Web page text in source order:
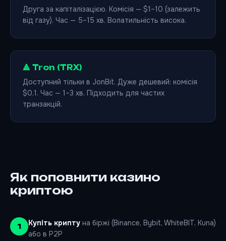
Друга за капіталізацією. Комісія — $1–10 (залежить
від газу). Час — 5–15 хв. Волатильність висока.
🔺 Tron (TRX)
Доступний тільки в JonBit. Дуже дешевий: комісія
$0.1. Час — 1–3 хв. Підходить для частих
транзакцій.
Як поповнити казино
криптою
Купіть крипту на біржі (Binance, Bybit, WhiteBIT, Kuna)
або в P2P